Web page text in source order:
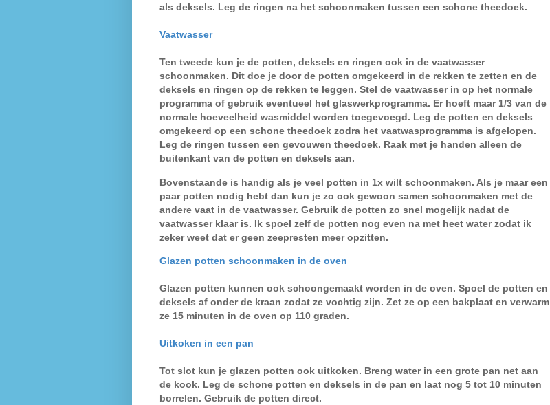
als deksels. Leg de ringen na het schoonmaken tussen een schone theedoek.
Vaatwasser
Ten tweede kun je de potten, deksels en ringen ook in de vaatwasser
schoonmaken. Dit doe je door de potten omgekeerd in de rekken te zetten en de
deksels en ringen op de rekken te leggen. Stel de vaatwasser in op het normale
programma of gebruik eventueel het glaswerkprogramma. Er hoeft maar 1/3 van de
normale hoeveelheid wasmiddel worden toegevoegd. Leg de potten en deksels
omgekeerd op een schone theedoek zodra het vaatwasprogramma is afgelopen.
Leg de ringen tussen een gevouwen theedoek. Raak met je handen alleen de
buitenkant van de potten en deksels aan.
Bovenstaande is handig als je veel potten in 1x wilt schoonmaken. Als je maar een
paar potten nodig hebt dan kun je zo ook gewoon samen schoonmaken met de
andere vaat in de vaatwasser. Gebruik de potten zo snel mogelijk nadat de
vaatwasser klaar is. Ik spoel zelf de potten nog even na met heet water zodat ik
zeker weet dat er geen zeepresten meer opzitten.
Glazen potten schoonmaken in de oven
Glazen potten kunnen ook schoongemaakt worden in de oven. Spoel de potten en
deksels af onder de kraan zodat ze vochtig zijn. Zet ze op een bakplaat en verwarm
ze 15 minuten in de oven op 110 graden.
Uitkoken in een pan
Tot slot kun je glazen potten ook uitkoken. Breng water in een grote pan net aan
de kook. Leg de schone potten en deksels in de pan en laat nog 5 tot 10 minuten
borrelen. Gebruik de potten direct.